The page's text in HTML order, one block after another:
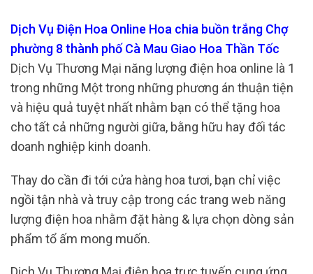
Dịch Vụ Điện Hoa Online Hoa chia buồn trắng Chợ
phường 8 thành phố Cà Mau Giao Hoa Thần Tốc
Dịch Vụ Thương Mại năng lượng điện hoa online là 1
trong những Một trong những phương án thuận tiện
và hiệu quả tuyệt nhất nhằm bạn có thể tặng hoa
cho tất cả những người giữa, bằng hữu hay đối tác
doanh nghiệp kinh doanh.
Thay do cần đi tới cửa hàng hoa tươi, bạn chỉ việc
ngồi tận nhà và truy cập trong các trang web năng
lượng điện hoa nhằm đặt hàng & lựa chọn dòng sản
phẩm tổ ấm mong muốn.